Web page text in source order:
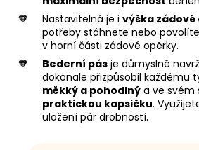
Nastavitelná je i výška zádové
potřeby stáhnete nebo
v horní části zádové opěrky.
Bederní pás je důmyslně
dokonale přizpůsobil každému
měkký a pohodlný a ve svém
praktickou kapsičku.
uložení pár drobností.